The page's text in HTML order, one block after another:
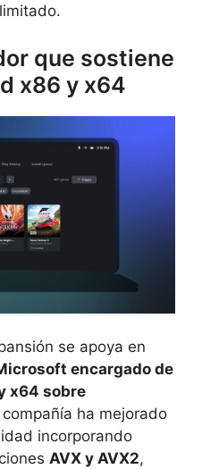
que sostiene
x86 y x64
se apoya en
encargado de
x64 sobre
compañía ha mejorado
incorporando
AVX y AVX2,